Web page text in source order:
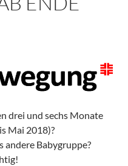
drei und sechs Monate
Mai 2018)?
andere Babygruppe?